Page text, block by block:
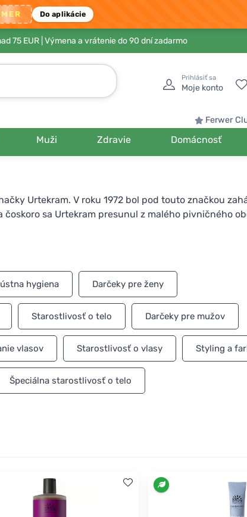
Do aplikácie
75 EUR | Výmena a vrátenie do 90 dní zadarmo
Prihlásiť sa
Moje konto
Ferwer
Muži Zdravie Domácnosť
Urtekram. V roku 1972 bol pod touto značkou
sa Urtekram presunul z malého pivničného
aj udržateľnosti svojich produktov. Všetky sú tak
hygiena Darčeky pre ženy
Starostlivosť o telo Darčeky pre mužov
vlasov Starostlivosť o vlasy Styling a
Špeciálna starostlivosť o telo